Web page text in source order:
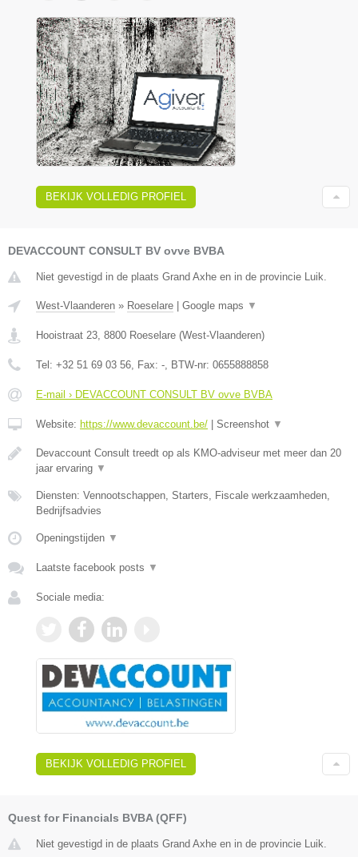
BEKIJK VOLLEDIG PROFIEL
DEVACCOUNT CONSULT BV ovve BVBA
Niet gevestigd in de plaats Grand Axhe en in de provincie Luik.
West-Vlaanderen » Roeselare Google maps ▼
Hooistraat 23, 8800 Roeselare (West-Vlaanderen)
Tel: +32 51 69 03 56, Fax: -, BTW-nr: 0655888858
E-mail › DEVACCOUNT CONSULT BV ovve BVBA
Website: https://www.devaccount.be/ Screenshot ▼
Devaccount Consult treedt op als KMO-adviseur met meer dan 20
jaar ervaring ▼
Diensten: Vennootschappen, Starters, Fiscale werkzaamheden,
Bedrijfsadvies
Openingstijden ▼
Laatste facebook posts ▼
Sociale media:
BEKIJK VOLLEDIG PROFIEL
Quest for Financials BVBA (QFF)
Niet gevestigd in de plaats Grand Axhe en in de provincie Luik.